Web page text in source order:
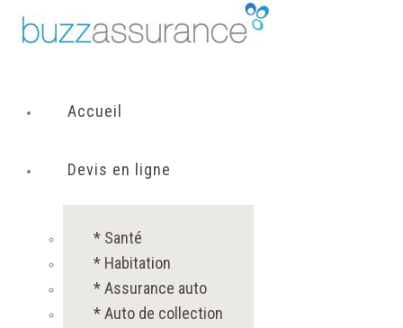
Accueil
Devis en ligne
* Santé
* Habitation
* Assurance auto
* Auto de collection